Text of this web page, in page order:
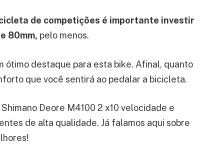
de competições é importante investir
80mm, pelo menos.
ótimo destaque para esta bike. Afinal, quanto
que você sentirá ao pedalar a bicicleta.
Deore M4100 2 x10 velocidade e
de alta qualidade. Já falamos aqui sobre